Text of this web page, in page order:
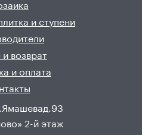
и ступени
возврат
и оплата
2-й этаж